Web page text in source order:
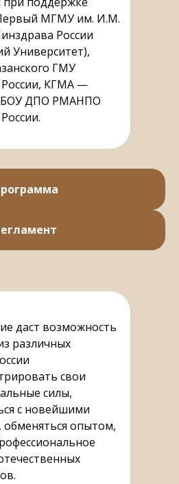
МГМУ им. И.М.
России
Университет),
ГМУ
КГМА —
ДПО РМАНПО
даст возможность
различных
свои
силы,
с новейшими
опытом,